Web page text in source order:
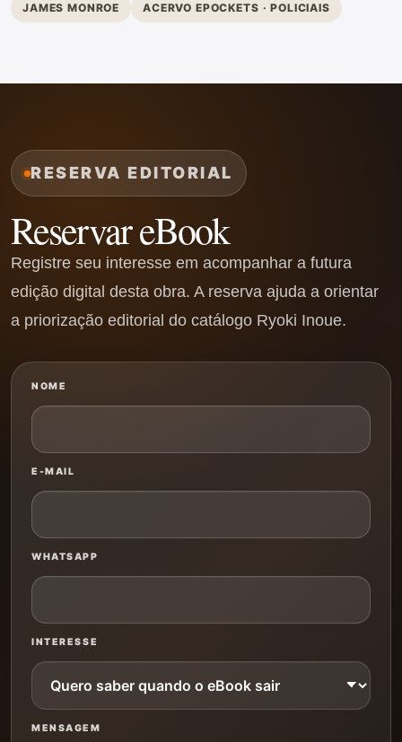
JAMES MONROE ACERVO EPOCKETS · POLICIAIS
RESERVA EDITORIAL
Reservar eBook
Registre seu interesse em acompanhar a futura
edição digital desta obra. A reserva ajuda a orientar
a priorização editorial do catálogo Ryoki Inoue.
NOME
E-MAIL
WHATSAPP
INTERESSE
MENSAGEM